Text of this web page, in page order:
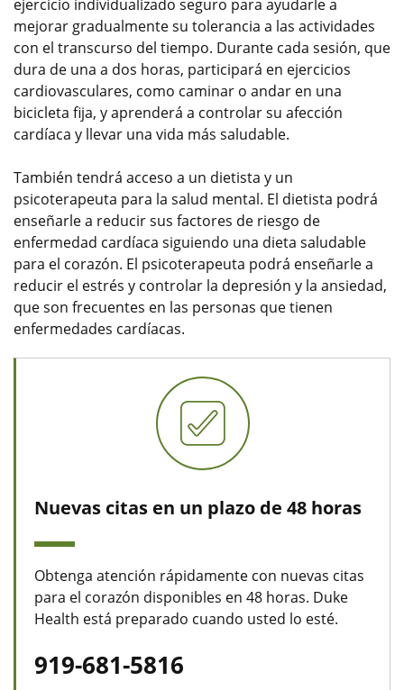
ejercicio individualizado seguro para ayudarle a
mejorar gradualmente su tolerancia a las actividades
con el transcurso del tiempo. Durante cada sesión, que
dura de una a dos horas, participará en ejercicios
cardiovasculares, como caminar o andar en una
bicicleta fija, y aprenderá a controlar su afección
cardíaca y llevar una vida más saludable.
También tendrá acceso a un dietista y un
psicoterapeuta para la salud mental. El dietista podrá
enseñarle a reducir sus factores de riesgo de
enfermedad cardíaca siguiendo una dieta saludable
para el corazón. El psicoterapeuta podrá enseñarle a
reducir el estrés y controlar la depresión y la ansiedad,
que son frecuentes en las personas que tienen
enfermedades cardíacas.
Nuevas citas en un plazo de 48 horas
Obtenga atención rápidamente con nuevas citas
para el corazón disponibles en 48 horas. Duke
Health está preparado cuando usted lo esté.
919-681-5816